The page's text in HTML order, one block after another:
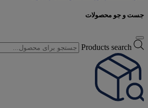
جست و جو محصولات
Products search